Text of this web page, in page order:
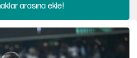
arasına ekle!